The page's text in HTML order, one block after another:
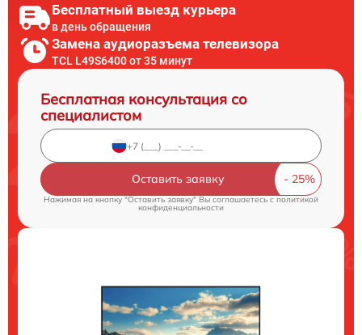
Бесплатный выезд курьера
в день обращения
Замена аудиоразъема телевизора
TCL L49S6400 от 35 минут
Бесплатная консультация со
специалистом
Оставить заявку
Нажимая на кнопку "Оставить заявку" Вы соглашаетесь cполитикой
конфиденциальности